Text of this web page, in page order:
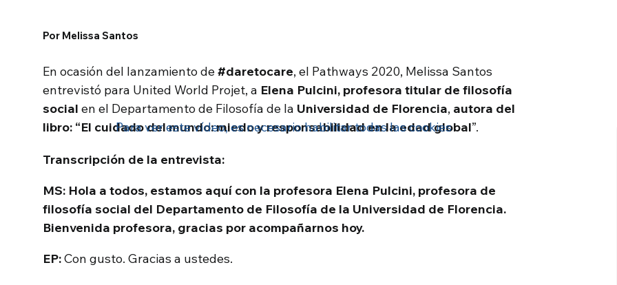
Por Melissa Santos
En ocasión del lanzamiento de#daretocare, el Pathways 2020, Melissa Santos
entrevistó para United World Projet, a Elena Pulcini, profesora titular de filosofía
social en el Departamento de Filosofía de la Universidad de Florencia, autora del
libro: “El cuidado del mundo: miedo y responsabilidad en la edad global”.
Para ver este vídeo, es necesario habilitar todas las cookies
Transcripción de la entrevista:
MS: Hola a todos, estamos aquí con la profesora Elena Pulcini, profesora de
filosofía social del Departamento de Filosofía de la Universidad de Florencia.
Bienvenida profesora, gracias por acompañarnos hoy.
EP:Con gusto. Gracias a ustedes.